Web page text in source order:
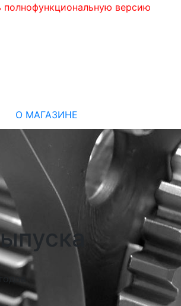
полнофункциональную версию
О МАГАЗИНЕ